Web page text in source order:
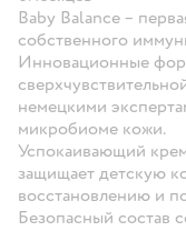
Baby Balance –
собственного
Инновационные
немецкими
микробиоме кожи.
Успокаивающий
защищает детскую
восстановлению и
Безопасный состав